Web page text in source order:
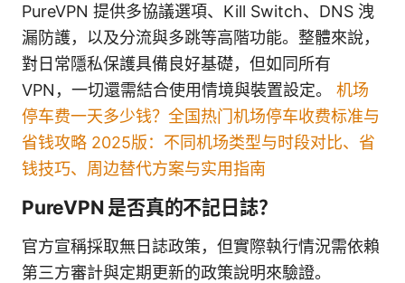
PureVPN 提供多協議選項、Kill Switch、DNS 洩
漏防護，以及分流與多跳等高階功能。整體來說，
對日常隱私保護具備良好基礎，但如同所有
VPN，一切還需結合使用情境與裝置設定。 机场
停车费一天多少钱？全国热门机场停车收费标准与
省钱攻略 2025版：不同机场类型与时段对比、省
钱技巧、周边替代方案与实用指南
PureVPN 是否真的不記日誌？
官方宣稱採取無日誌政策，但實際執行情況需依賴
第三方審計與定期更新的政策說明來驗證。